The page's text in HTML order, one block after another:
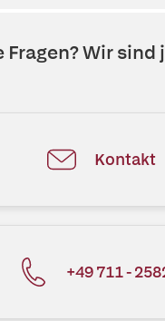
Fragen? Wir
Kontakt
+49 711 -